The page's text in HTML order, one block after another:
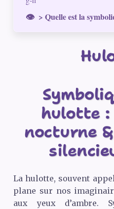
> Quelle est la
hulotte :
nocturne
La hulotte, souvent
plane sur nos
aux yeux d’ambre.